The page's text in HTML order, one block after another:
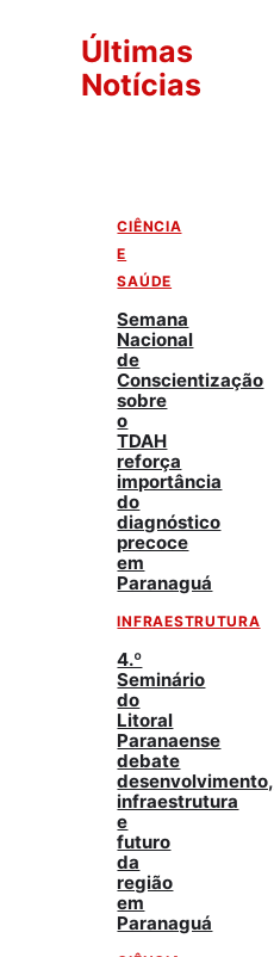
Últimas
Notícias
CIÊNCIA
E
SAÚDE
Semana
Nacional
de
Conscientização
sobre
o
TDAH
reforça
importância
do
diagnóstico
precoce
em
Paranaguá
INFRAESTRUTURA
4.º
Seminário
do
Litoral
Paranaense
debate
desenvolvimento,
infraestrutura
e
futuro
da
região
em
Paranaguá